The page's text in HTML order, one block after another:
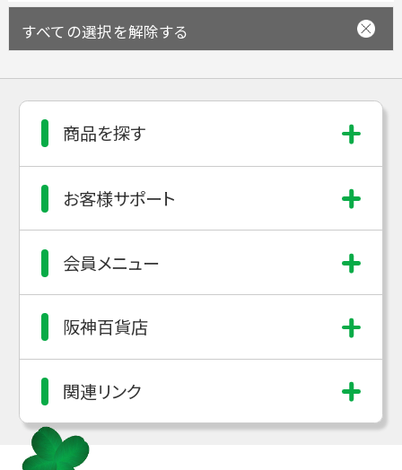
すべての選択を解除する
商品を探す
お客様サポート
会員メニュー
阪神百貨店
関連リンク